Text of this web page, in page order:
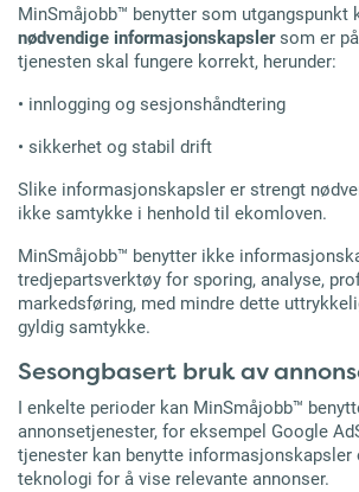
MinSmåjobb™ benytter som utgangspunkt
nødvendige informasjonskapslersom er
tjenesten skal fungere korrekt, herunder:
• innlogging og sesjonshåndtering
• sikkerhet og stabil drift
Slike informasjonskapsler er strengt
ikke samtykke i henhold til ekomloven.
MinSmåjobb™ benytter ikke
tredjepartsverktøy for sporing, analyse,
markedsføring, med mindre dette
gyldig samtykke.
Sesongbasert bruk av
I enkelte perioder kan MinSmåjobb™
annonsetjenester, for eksempel Google
tjenester kan benytte informasjonskapsler
teknologi for å vise relevante annonser.